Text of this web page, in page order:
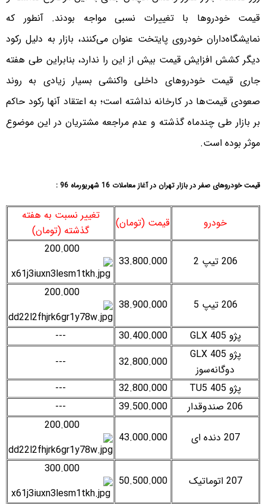
قیمت خودروها با تغییرات نسبی مواجه بودند. آنطور که
نمایشگاه‌داران خودروی پایتخت عنوان می‌کنند، بازار به دلیل رکود
دیگر کشش افزایش قیمت بیش از این را ندارد، بنابراین طی هفته
جاری قیمت‌ خودروهای داخلی واکنشی بسیار زیادی به روند
صعودی قیمت‌ها در کارخانه نداشته است؛ به اعتقاد آنها رکود حاکم
بر بازار طی چندماه گذشته و عدم مراجعه مشتریان در این موضوع
موثر بوده است.
قیمت خودروهای صفر در بازار تهران در آغاز معاملات 16 شهریورماه 96 :
خودرو قیمت (تومان)
تغییر نسبت به هفته
گذشته (تومان)
206 تیپ 2 33.800.000
200.000
206 تیپ 5 38.900.000
200.000
پژو 405 GLX 30.400.000
---
پژو 405 GLX
دوگانه‌سوز
32.800.000
---
پژو 405 TU5
32.800.000
---
206 صندوقدار
39.500.000
---
207 دنده ای 43.000.000
200.000
207 اتوماتیک 50.500.000
300.000